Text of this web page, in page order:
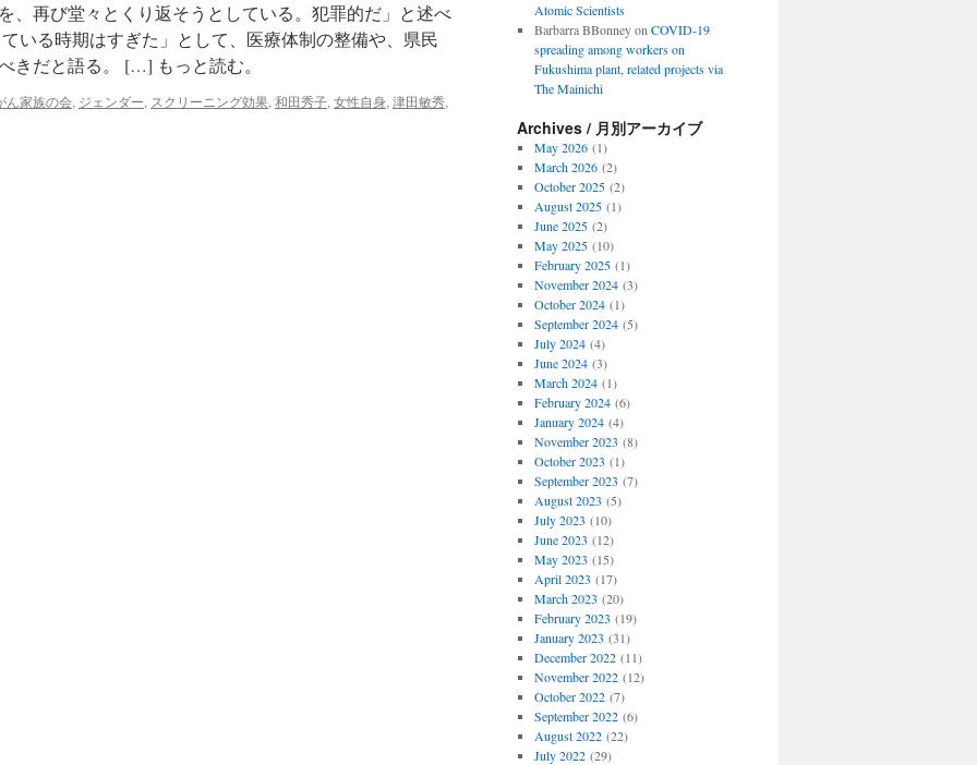
、再び堂々とくり返そうとしている。犯罪的だ」と述べ
いる時期はすぎた」として、医療体制の整備や、県民
きだと語る。 […] もっと読む。
ん家族の会, ジェンダー, スクリーニング効果, 和田秀子, 女性自身, 津田敏秀,
Atomic Scientists
Barbarra BBonneyon COVID-19
spreading among workers on
Fukushima plant, related projects via
The Mainichi
Archives / 月別アーカイブ
May 2026(1)
March 2026(2)
October 2025(2)
August 2025(1)
June 2025(2)
May 2025(10)
February 2025(1)
November 2024(3)
October 2024(1)
September 2024(5)
July 2024(4)
June 2024(3)
March 2024(1)
February 2024(6)
January 2024(4)
November 2023 (8)
October 2023 (1)
September 2023 (7)
August 2023 (5)
July 2023 (10)
June 2023 (12)
May 2023 (15)
April 2023 (17)
March 2023 (20)
February 2023 (19)
January 2023 (31)
December 2022(11)
November 2022(12)
October 2022(7)
September 2022(6)
August 2022(22)
July 2022(29)